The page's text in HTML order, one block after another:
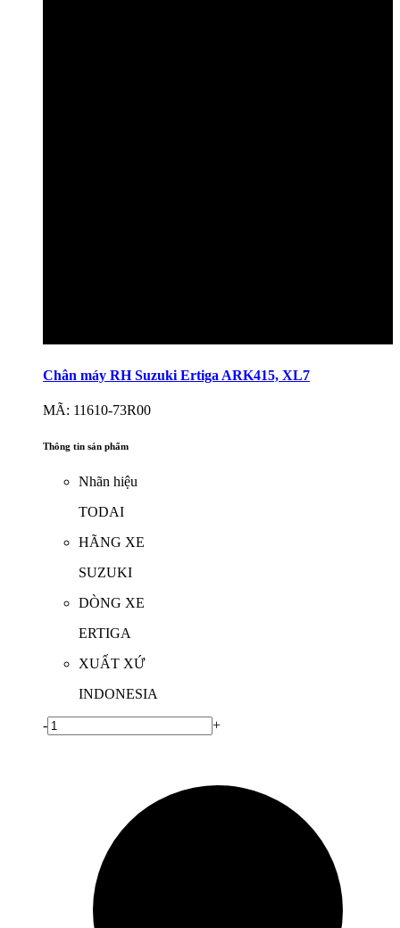
Chân máy RH Suzuki Ertiga ARK415, XL7
MÃ: 11610-73R00
Thông tin sản phẩm
Nhãn hiệu
TODAI
HÃNG XE
SUZUKI
DÒNG XE
ERTIGA
XUẤT XỨ
INDONESIA
- +